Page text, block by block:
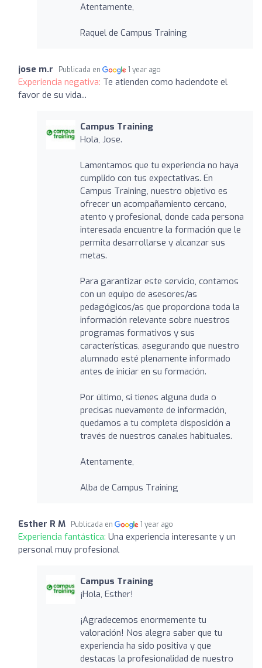
Atentamente,
Raquel de Campus Training
jose m.r Publicada en 1 year ago
Experiencia negativa: Te atienden como haciendote el
favor de su vida...
Campus Training
Hola, Jose.
Lamentamos que tu experiencia no haya
cumplido con tus expectativas. En
Campus Training, nuestro objetivo es
ofrecer un acompañamiento cercano,
atento y profesional, donde cada persona
interesada encuentre la formación que le
permita desarrollarse y alcanzar sus
metas.
Para garantizar este servicio, contamos
con un equipo de asesores/as
pedagógicos/as que proporciona toda la
información relevante sobre nuestros
programas formativos y sus
características, asegurando que nuestro
alumnado esté plenamente informado
antes de iniciar en su formación.
Por último, si tienes alguna duda o
precisas nuevamente de información,
quedamos a tu completa disposición a
través de nuestros canales habituales.
Atentamente,
Alba de Campus Training
Esther R M Publicada en 1 year ago
Experiencia fantástica: Una experiencia interesante y un
personal muy profesional
Campus Training
¡Hola, Esther!
¡Agradecemos enormemente tu
valoración! Nos alegra saber que tu
experiencia ha sido positiva y que
destacas la profesionalidad de nuestro